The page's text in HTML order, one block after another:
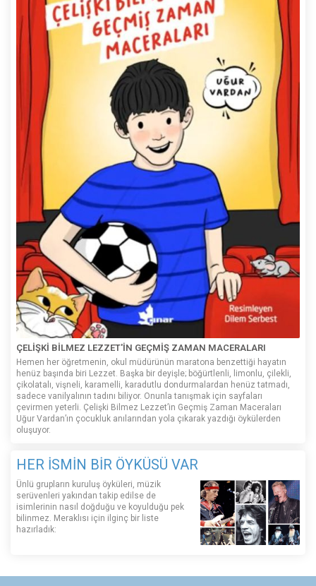
ÇELİŞKİ BİLMEZ LEZZET'İN GEÇMİŞ ZAMAN MACERALARI
Hemen her öğretmenin, okul müdürünün maratona benzettiği hayatın
henüz başında biri Lezzet. Başka bir deyişle; böğürtlenli, limonlu, çilekli,
çikolatalı, vişneli, karamelli, karadutlu dondurmalardan henüz tatmadı,
sadece vanilyalının tadını biliyor. Onunla tanışmak için sayfaları
çevirmen yeterli. Çelişki Bilmez Lezzet’in Geçmiş Zaman Maceraları
Uğur Vardan’ın çocukluk anılarından yola çıkarak yazdığı öykülerden
oluşuyor.
HER İSMİN BİR ÖYKÜSÜ VAR
Ünlü grupların kuruluş öyküleri, müzik
serüvenleri yakından takip edilse de
isimlerinin nasıl doğduğu ve koyulduğu pek
bilinmez. Meraklısı için ilginç bir liste
hazırladık: